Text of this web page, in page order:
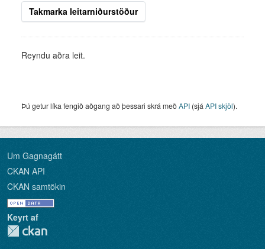
Takmarka leitarniðurstöður
Reyndu aðra leit.
Þú getur líka fengið aðgang að þessari skrá meðAPI (sjá API skjöl).
Um Gagnagátt
CKAN API
CKAN samtökin
Keyrt af